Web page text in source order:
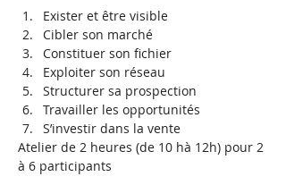
Exister et être visible
Cibler son marché
Constituer son fichier
Exploiter son réseau
Structurer sa prospection
Travailler les opportunités
S’investir dans la vente
Atelier de 2 heures (de 10 hà 12h) pour 2
à 6 participants